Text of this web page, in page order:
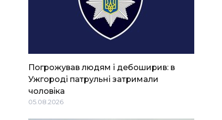
Погрожував людям і дебоширив: в
Ужгороді патрульні затримали
чоловіка
05.08.2026